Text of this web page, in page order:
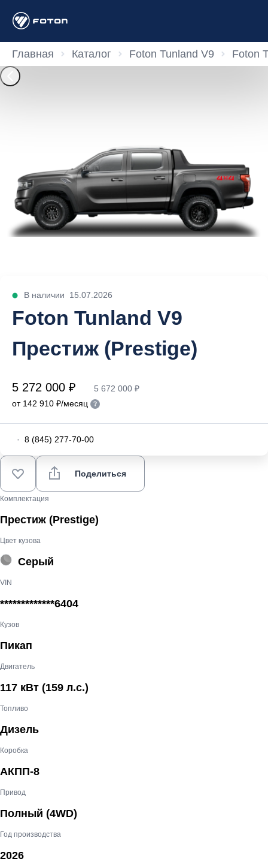
Главная Каталог Foton Tunland V9 Foton
В наличии 15.07.2026
Foton Tunland V9
Престиж (Prestige)
5 272 000 ₽
5 672 000 ₽
от 142 910 ₽/месяц
· 8 (845) 277-70-00
Поделиться
Комплектация
Престиж (Prestige)
Цвет кузова
Серый
VIN
*************6404
Кузов
Пикап
Двигатель
117 кВт (159 л.с.)
Топливо
Дизель
Коробка
АКПП-8
Привод
Полный (4WD)
Год производства
2026